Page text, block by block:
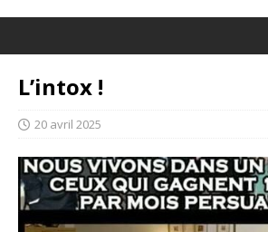
L’intox !
20 avril 2025